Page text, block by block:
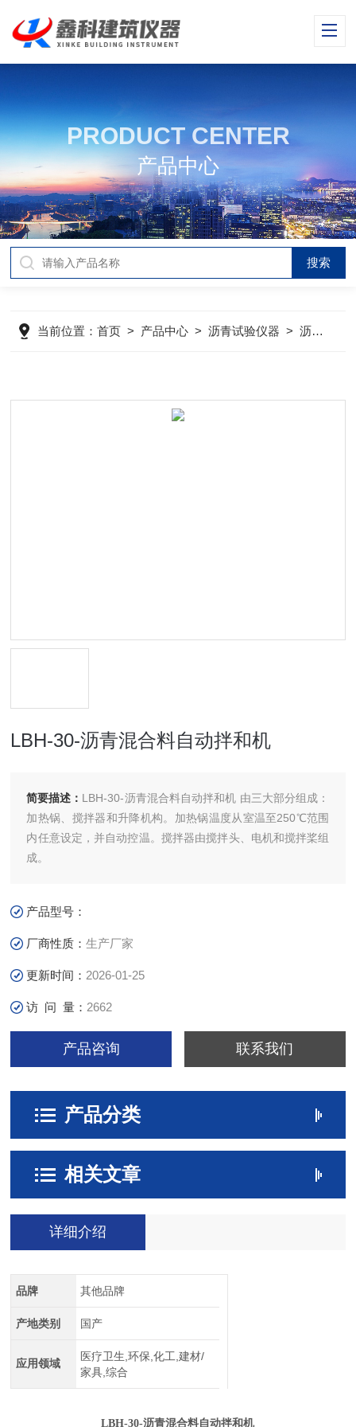
PRODUCT CENTER
产品中心
当前位置：首页 > 产品中心 >沥青试验仪器 >沥青混合料振动压实成型机
LBH-30-沥青混合料自动拌和机
简要描述： LBH-30-沥青混合料自动拌和机 由三大部分组成：
加热锅、搅拌器和升降机构。加热锅温度从室温至250℃范围
内任意设定，并自动控温。搅拌器由搅拌头、电机和搅拌桨组
成。
产品型号：
厂商性质：生产厂家
更新时间： 2026-01-25
访 问 量： 2662
产品咨询 联系我们
产品分类
相关文章
详细介绍
品牌 其他品牌
产地类别 国产
应用领域
医疗卫生,环保,化工,建材/
家具,综合
LBH-30-沥青混合料自动拌和机